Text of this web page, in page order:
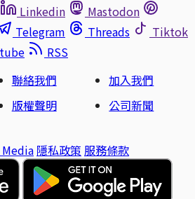
Linkedin
Mastodon
Telegram Threads
Tiktok
RSS
聯絡我們
加入我們
版權聲明
公司新聞
隱私政策 服務條款